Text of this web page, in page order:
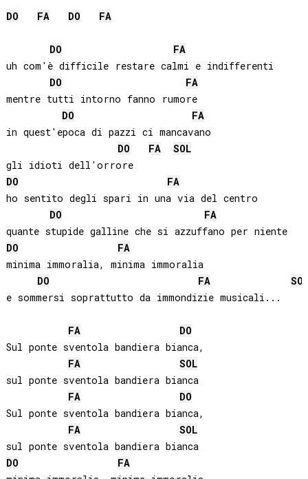
DO FA DO FA
DO
FA
uh com'è difficile restare calmi e indifferenti
DO
FA
mentre tutti intorno fanno rumore
DO
FA
in quest'epoca di pazzi ci mancavano
DO
FA
SOL
gli idioti dell'orrore
DO
FA
ho sentito degli spari in una via del centro
DO
FA
quante stupide galline che si azzuffano per niente
DO
FA
minima immoralia, minima immoralia
DO
FA
SOL
e sommersi soprattutto da immondizie musicali...
FA
DO
Sul ponte sventola bandiera bianca,
FA
SOL
sul ponte sventola bandiera bianca
FA
DO
Sul ponte sventola bandiera bianca,
FA
SOL
DO
FA